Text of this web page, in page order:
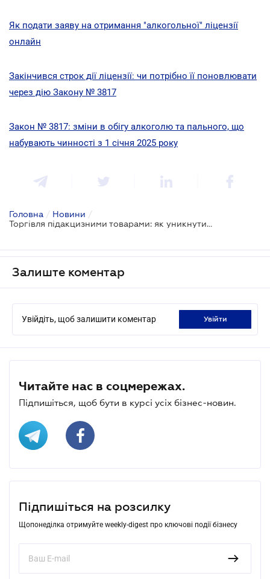
Як подати заяву на отримання "алкогольної" ліцензії
онлайн
Закінчився строк дії ліцензії: чи потрібно її поновлювати
через дію Закону № 3817
Закон № 3817: зміни в обігу алкоголю та пального, що
набувають чинності з 1 січня 2025 року
Головна / Новини /
Торгівля підакцизними товарами: як уникнути анулювання ліцензії та штрафів
Залиште коментар
Увійдіть, щоб залишити коментар увійти
Читайте нас в соцмережах.
Підпишіться, щоб бути в курсі усіх бізнес-новин.
Підпишіться на розсилку
Щопонеділка отримуйте weekly-digest про ключові події бізнесу